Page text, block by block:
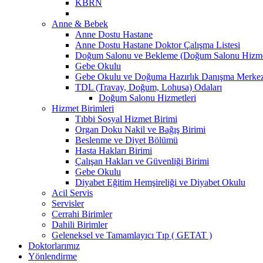
KBRN
Anne & Bebek
Anne Dostu Hastane
Anne Dostu Hastane Doktor Çalışma Listesi
Doğum Salonu ve Bekleme (Doğum Salonu
Gebe Okulu
Gebe Okulu ve Doğuma Hazırlık Danışma
TDL (Travay, Doğum, Lohusa) Odaları
Doğum Salonu Hizmetleri
Hizmet Birimleri
Tıbbi Sosyal Hizmet Birimi
Organ Doku Nakil ve Bağış Birimi
Beslenme ve Diyet Bölümü
Hasta Hakları Birimi
Çalışan Hakları ve Güvenliği Birimi
Gebe Okulu
Diyabet Eğitim Hemşireliği ve Diyabet Okulu
Acil Servis
Servisler
Cerrahi Birimler
Dahili Birimler
Geleneksel ve Tamamlayıcı Tıp ( GETAT )
Doktorlarımız
Yönlendirme